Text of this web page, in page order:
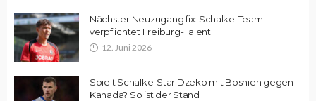
Nächster Neuzugang fix: Schalke-Team
verpflichtet Freiburg-Talent
12. Juni 2026
Spielt Schalke-Star Dzeko mit Bosnien gegen
Kanada? So ist der Stand